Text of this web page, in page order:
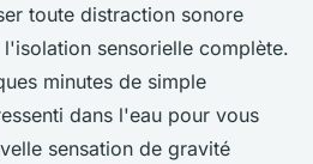
toute distraction sonore
sensorielle complète.
minutes de simple
dans l'eau pour vous
sensation de gravité